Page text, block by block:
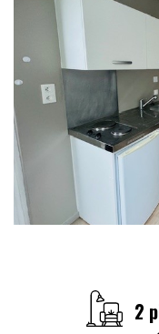
Le
2